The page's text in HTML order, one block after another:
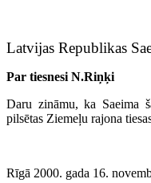
Latvijas Republikas
Par tiesnesi N.Riņķi
Daru zināmu, ka Saeima
pilsētas Ziemeļu rajona
Rīgā 2000. gada 16.